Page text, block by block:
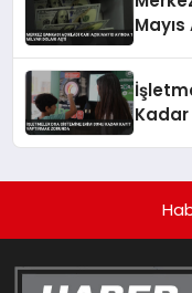
Mayıs
Kadar